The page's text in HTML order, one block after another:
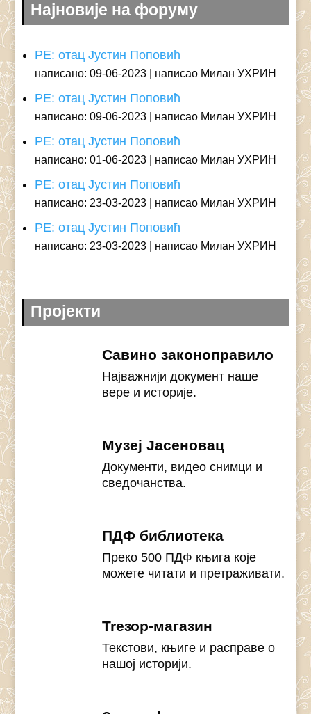
Најновије на форуму
РЕ: отац Јустин Поповић
написано: 09-06-2023 написао Милан УХРИН
РЕ: отац Јустин Поповић
написано: 09-06-2023 написао Милан УХРИН
РЕ: отац Јустин Поповић
написано: 01-06-2023 написао Милан УХРИН
РЕ: отац Јустин Поповић
написано: 23-03-2023 написао Милан УХРИН
РЕ: отац Јустин Поповић
написано: 23-03-2023 написао Милан УХРИН
Пројекти
Савино законоправило
Најважнији документ наше
вере и историје.
Музеј Јасеновац
Документи, видео снимци и
сведочанства.
ПДФ библиотека
Преко 500 ПДФ књига које
можете читати и претраживати.
Treзор-магазин
Текстови, књиге и расправе о
нашој историји.